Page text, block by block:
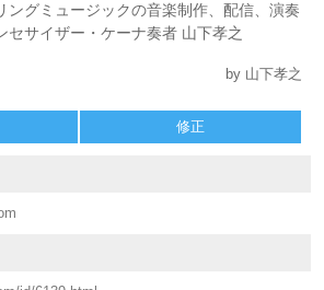
ングミュージックの音楽制作、配信、演奏
セサイザー・ケーナ奏者 山下孝之
by 山下孝之
修正